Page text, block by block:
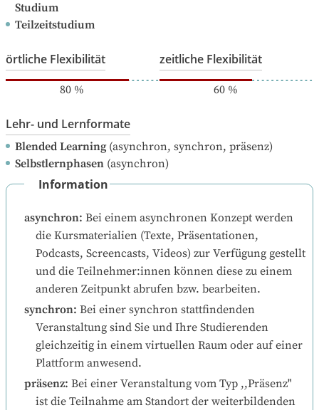
Studium
Teilzeitstudium
örtliche Flexibilität
80%
zeitliche Flexibilität
60%
Lehr- und Lernformate
Blended Learning(asynchron, synchron, präsenz)
Selbstlernphasen (asynchron)
Information
asynchron: Bei einem asynchronen Konzept werden
die Kursmaterialien (Texte, Präsentationen,
Podcasts, Screencasts, Videos) zur Verfügung gestellt
und die Teilnehmer:innen können diese zu einem
anderen Zeitpunkt abrufen bzw. bearbeiten.
synchron: Bei einer synchron stattfindenden
Veranstaltung sind Sie und Ihre Studierenden
gleichzeitig in einem virtuellen Raum oder auf einer
Plattform anwesend.
präsenz: Bei einer Veranstaltung vom Typ ,,Präsenz"
ist die Teilnahme am Standort der weiterbildenden